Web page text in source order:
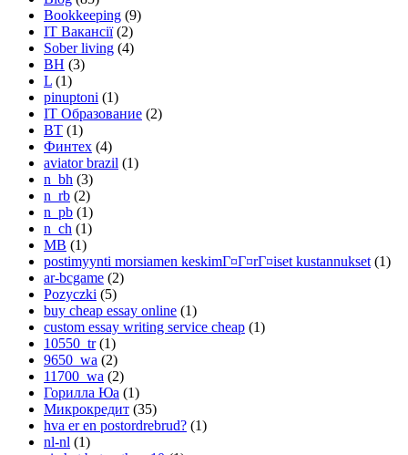
Bookkeeping (9)
IT Вакансії(2)
Sober living (4)
BH (3)
L (1)
pinuptoni (1)
IT Образование (2)
BT (1)
Финтех (4)
aviator brazil (1)
n_bh (3)
n_rb (2)
n_pb (1)
n_ch (1)
MB (1)
postimyynti morsiamen keskimГ¤Г¤rГ¤iset kustannukset (1)
ar-bcgame (2)
Pozyczki (5)
buy cheap essay online (1)
custom essay writing service cheap (1)
10550_tr(1)
9650_wa (2)
11700_wa (2)
Горилла Юа (1)
Микрокредит (35)
hva er en postordrebrud? (1)
nl-nl (1)